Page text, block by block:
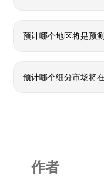
预计哪个地区将是预
预计哪个细分市场将
作者